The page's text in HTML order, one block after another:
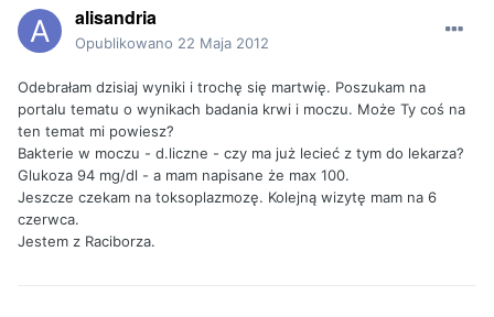
alisandria
Opublikowano 22 Maja 2012
Odebrałam dzisiaj wyniki i trochę się martwię. Poszukam na
portalu tematu o wynikach badania krwi i moczu. Może Ty coś na
ten temat mi powiesz?
Bakterie w moczu - d.liczne - czy ma już lecieć z tym do lekarza?
Glukoza 94 mg/dl - a mam napisane że max 100.
Jeszcze czekam na toksoplazmozę. Kolejną wizytę mam na 6
czerwca.
Jestem z Raciborza.